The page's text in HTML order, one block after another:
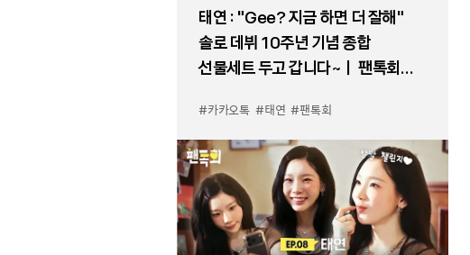
태연 : "Gee? 지금 하면 더 잘해"
솔로 데뷔 10주년 기념 종합
선물세트 두고 갑니다~ㅣ 팬톡회
#카카오톡 #태연 #팬톡회